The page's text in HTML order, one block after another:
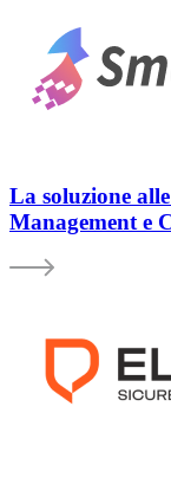
La soluzione
Management e